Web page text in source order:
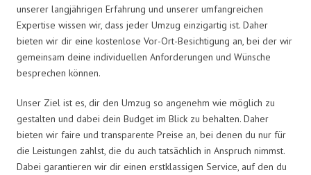
unserer langjährigen Erfahrung und unserer umfangreichen
Expertise wissen wir, dass jeder Umzug einzigartig ist. Daher
bieten wir dir eine kostenlose Vor-Ort-Besichtigung an, bei der wir
gemeinsam deine individuellen Anforderungen und Wünsche
besprechen können.
Unser Ziel ist es, dir den Umzug so angenehm wie möglich zu
gestalten und dabei dein Budget im Blick zu behalten. Daher
bieten wir faire und transparente Preise an, bei denen du nur für
die Leistungen zahlst, die du auch tatsächlich in Anspruch nimmst.
Dabei garantieren wir dir einen erstklassigen Service, auf den du